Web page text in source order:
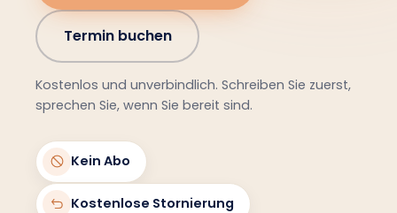
Termin buchen
Kostenlos und unverbindlich. Schreiben Sie zuerst,
sprechen Sie, wenn Sie bereit sind.
Kein Abo
Kostenlose Stornierung